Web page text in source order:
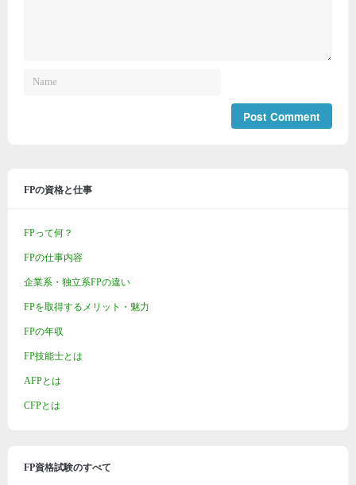
FPの資格と仕事
FPって何？
FPの仕事内容
企業系・独立系FPの違い
FPを取得するメリット・魅力
FPの年収
FP技能士とは
AFPとは
CFPとは
FP資格試験のすべて